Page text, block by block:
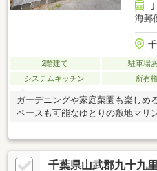
海郵
2階建て 駐車場
システムキッチン
所有
ガーデニングや家庭菜園も楽しめ
ペースも可能なゆとりの敷地マリ
きる住環境。九十九里海岸へ1000ｍ
千葉県山武郡九十九